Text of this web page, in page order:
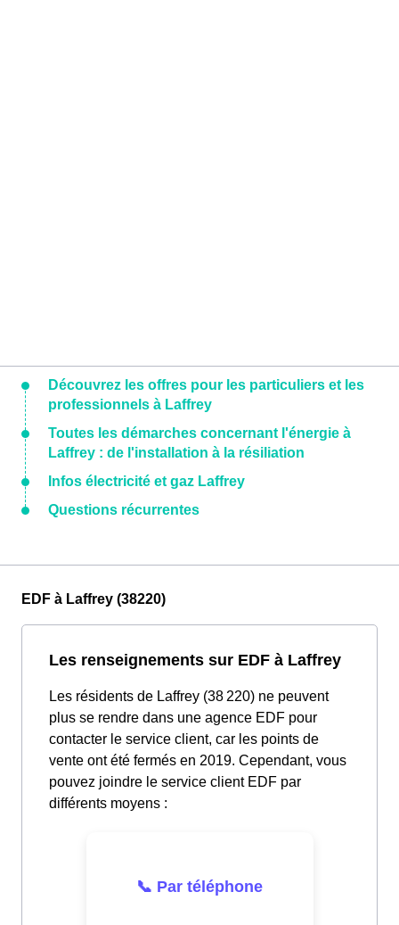
Découvrez les offres pour les particuliers et les
professionnels à Laffrey
Toutes les démarches concernant l'énergie à
Laffrey : de l'installation à la résiliation
Infos électricité et gaz Laffrey
Questions récurrentes
EDF à Laffrey (38220)
Les renseignements sur EDF à Laffrey
Les résidents de Laffrey (38 220) ne peuvent
plus se rendre dans une agence EDF pour
contacter le service client, car les points de
vente ont été fermés en 2019. Cependant, vous
pouvez joindre le service client EDF par
différents moyens :
📞 Par téléphone